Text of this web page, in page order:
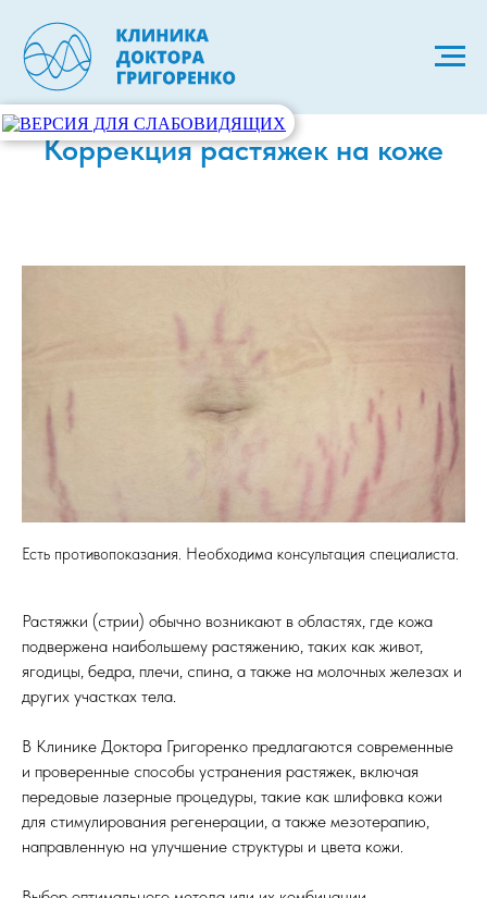
Коррекция растяжек на коже
Есть противопоказания. Необходима консультация специалиста.
Растяжки (стрии) обычно возникают в областях, где кожа
подвержена наибольшему растяжению, таких как живот,
ягодицы, бедра, плечи, спина, а также на молочных железах и
других участках тела.
В Клинике Доктора Григоренко предлагаются современные
и проверенные способы устранения растяжек, включая
передовые лазерные процедуры, такие как шлифовка кожи
для стимулирования регенерации, а также мезотерапию,
направленную на улучшение структуры и цвета кожи.